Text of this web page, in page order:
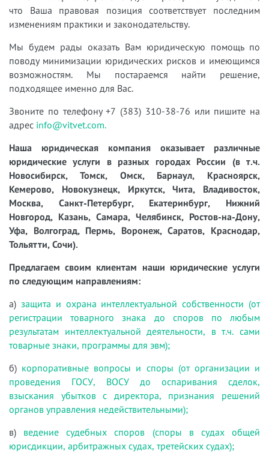
что Ваша правовая позиция соответствует последним
изменениям практики и законодательству.
Мы будем рады оказать Вам юридическую помощь по
поводу минимизации юридических рисков и имеющимся
возможностям. Мы постараемся найти решение,
подходящее именно для Вас.
Звоните по телефону +7 (383) 310-38-76 или пишите на
адрес info@vitvet.com.
Наша юридическая компания оказывает различные
юридические услуги в разных городах России (в т.ч.
Новосибирск, Томск, Омск, Барнаул, Красноярск,
Кемерово, Новокузнецк, Иркутск, Чита, Владивосток,
Москва, Санкт-Петербург, Екатеринбург, Нижний
Новгород, Казань, Самара, Челябинск, Ростов-на-Дону,
Уфа, Волгоград, Пермь, Воронеж, Саратов, Краснодар,
Тольятти, Сочи).
Предлагаем своим клиентам наши юридические услуги
по следующим направлениям:
а) защита и охрана интеллектуальной собственности (от
регистрации товарного знака до споров по любым
результатам интеллектуальной деятельности, в т.ч. сами
товарные знаки, программы для эвм);
б) корпоративные вопросы и споры (от организации и
проведения ГОСУ, ВОСУ до оспаривания сделок,
взыскания убытков с директора, признания решений
органов управления недействительными);
в) ведение судебных споров (споры в судах общей
юрисдикции, арбитражных судах, третейских судах);